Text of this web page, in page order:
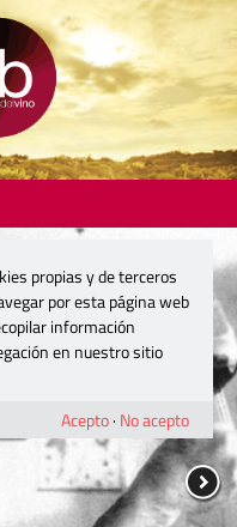
propias y de terceros
por esta página web
información
en nuestro sitio
Acepto· No acepto